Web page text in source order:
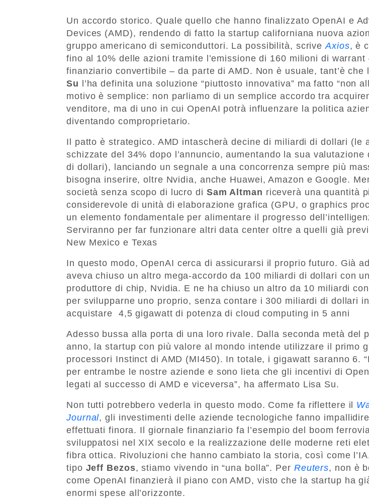
Un accordo storico. Quale quello che hanno finalizzato OpenAI e
Devices (AMD), rendendo di fatto la startup californiana nuova
gruppo americano di semiconduttori. La possibilità, scriveAxios, è
fino al 10% delle azioni tramite l’emissione di 160 milioni di warrant
finanziario convertibile – da parte di AMD. Non è usuale, tant’è che
Su l’ha definita una soluzione “piuttosto innovativa” ma fatto “non
motivo è semplice: non parliamo di un semplice accordo tra
venditore, ma di uno in cui OpenAI potrà influenzare la politica
diventando comproprietario.
Il patto è strategico. AMD intascherà decine di miliardi di dollari (le
schizzate del 34% dopo l’annuncio, aumentando la sua valutazione
di dollari), lanciando un segnale a una concorrenza sempre più
bisogna inserire, oltre Nvidia, anche Huawei, Amazon e Google.
società senza scopo di lucro di Sam Altman riceverà una quantità
considerevole di unità di elaborazione grafica (GPU, o graphics
un elemento fondamentale per alimentare il progresso
Serviranno per far funzionare altri data center oltre a quelli già
New Mexico e Texas
In questo modo, OpenAI cerca di assicurarsi il proprio futuro. Già
aveva chiuso un altro mega-accordo da 100 miliardi di dollari con
produttore di chip, Nvidia. E ne ha chiuso un altro da 10 miliardi
per svilupparne uno proprio, senza contare i 300 miliardi di dollari
acquistare 4,5 gigawatt di potenza di cloud computing in 5 anni
Adesso bussa alla porta di una loro rivale. Dalla seconda metà del
anno, la startup con più valore al mondo intende utilizzare il primo
processori Instinct di AMD (MI450). In totale, i gigawatt saranno 6.
per entrambe le nostre aziende e sono lieta che gli incentivi di
legati al successo di AMD e viceversa”, ha affermato Lisa Su.
Non tutti potrebbero vederla in questo modo. Come fa riflettere il
Journal, gli investimenti delle aziende tecnologiche fanno
effettuati finora. Il giornale finanziario fa l’esempio del boom
sviluppatosi nel XIX secolo e la realizzazione delle moderne reti
fibra ottica. Rivoluzioni che hanno cambiato la storia, così come
tipo Jeff Bezos, stiamo vivendo in “una bolla”. Per Reuters, non è
come OpenAI finanzierà il piano con AMD, visto che la startup ha
enormi spese all’orizzonte.